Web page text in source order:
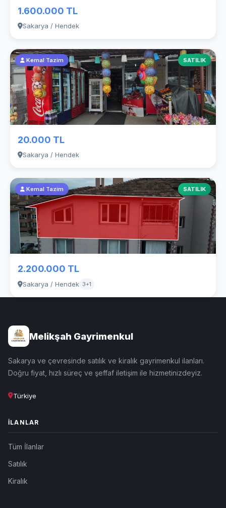
1.600.000 TL
Sakarya / Hendek
SATILIK
Kemal Tazim
20.000 TL
Sakarya / Hendek
SATILIK
Kemal Tazim
2.200.000 TL
Sakarya / Hendek 3+1
Melikşah Gayrimenkul
Sakarya ve çevresinde satılık ve kiralık gayrimenkul ilanları.
Doğru fiyat, hızlı süreç ve şeffaf iletişim ile hizmetinizdeyiz.
Türkiye
İLANLAR
Tüm İlanlar
Satılık
Kiralık